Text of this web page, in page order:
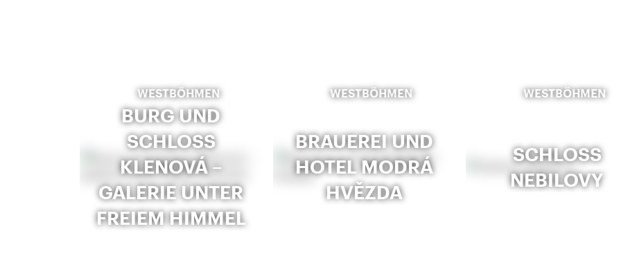
WESTBÖHMEN
BURG UND
SCHLOSS
KLENOVÁ –
GALERIE UNTER
FREIEM HIMMEL
WESTBÖHMEN
BRAUEREI UND
HOTEL MODRÁ
HVĚZDA
WESTBÖHMEN
SCHLOSS
NEBILOVY